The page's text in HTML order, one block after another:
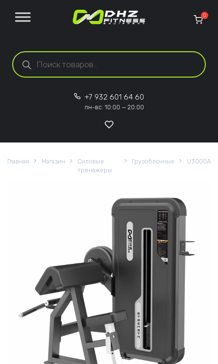
Поиск товаров
0
+7 932 601 64 60
пн-вс: 10:00 — 20:00
Главная Магазин
Силовые
тренажеры
Грузоблочные U3000A